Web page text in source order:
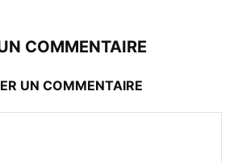
COMMENTAIRE
UN COMMENTAIRE